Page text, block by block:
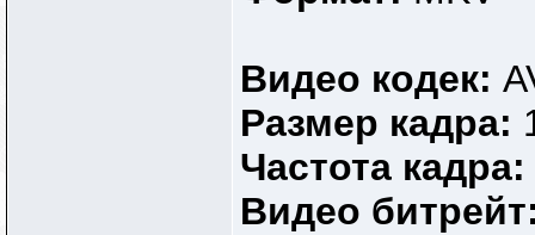
Видео кодек:
Размер кадра:
Частота кадра:
Видео